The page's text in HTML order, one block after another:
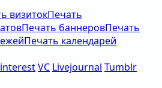
визитокПечать
Печать баннеровПечать
Печать календарей
VC Livejournal Tumblr